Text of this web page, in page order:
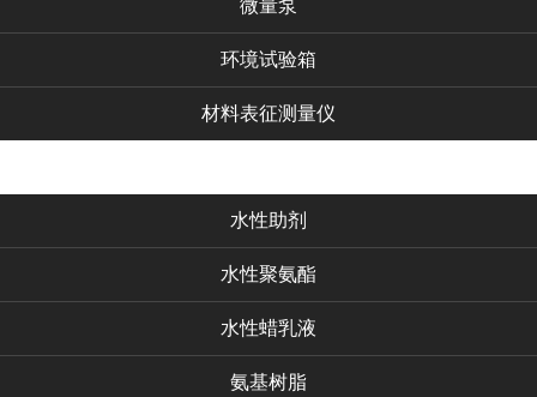
微量泵
环境试验箱
材料表征测量仪
水性助剂
水性聚氨酯
水性蜡乳液
氨基树脂